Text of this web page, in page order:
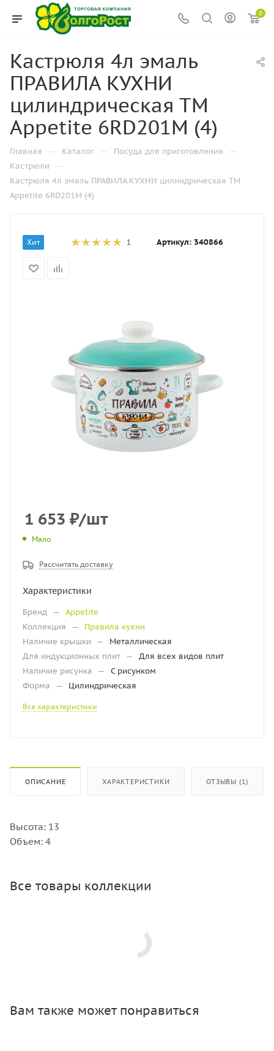
0
Кастрюля 4л эмаль
ПРАВИЛА КУХНИ
цилиндрическая ТМ
Appetite 6RD201M (4)
Главная — Каталог — Посуда для приготовления —
Кастрюли —
Кастрюля 4л эмаль ПРАВИЛА КУХНИ цилиндрическая ТМ
Appetite 6RD201M (4)
Хит 1 Артикул: 340866
1 653 ₽/шт
Мало
Рассчитать доставку
Характеристики
Бренд —
Appetite
Коллекция
—
Правила кухни
Наличие крышки
—
Металлическая
Для индукционных плит —
Для всех видов плит
Наличие рисунка
—
С рисунком
Форма
— Цилиндрическая
Все характеристики
ОПИСАНИЕ ХАРАКТЕРИСТИКИ ОТЗЫВЫ (1)
Высота: 13
Объем: 4
Все товары коллекции
Вам также может понравиться